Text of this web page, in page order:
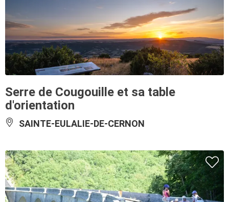
Serre de Cougouille et sa table
d'orientation
SAINTE-EULALIE-DE-CERNON